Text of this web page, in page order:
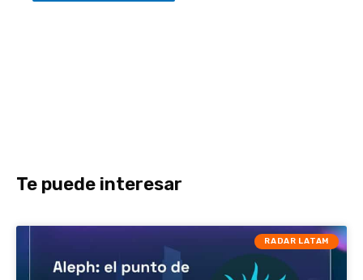
Te puede interesar
RADAR LATAM